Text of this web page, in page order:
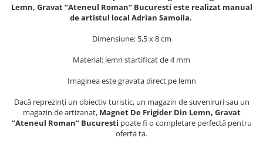
Muzeul National de Istorie a
Colonada Imperiala, Buzias
Iasi
Sacose bumbac
Suport pahare suvenir din pluta
Tablouri gravate
Tablouri metalice
Lemn, Gravat “Ateneul Roman” Bucuresti este realizat manual
de artistul local Adrian Samoila.
Dimensiune: 5,5 x 8 cm
Material: lemn startificat de 4 mm
Imaginea este gravata direct pe lemn
Dacă reprezinți un obiectiv turistic, un magazin de suveniruri sau un
magazin de artizanat, Magnet De Frigider Din Lemn, Gravat
“Ateneul Roman” Bucuresti poate fi o completare perfectă pentru
oferta ta.